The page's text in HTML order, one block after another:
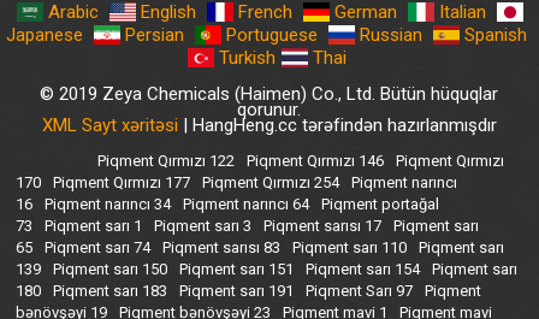
Arabic English French German
Italian
Japanese
Persian Portuguese Russian
Spanish
Turkish
Thai
© 2019 Zeya Chemicals (Haimen) Co., Ltd. Bütün hüquqlar
qorunur.
XML Sayt xəritəsi | HangHeng.cc tərəfindən hazırlanmışdır
Piqment Qırmızı 122 Piqment Qırmızı 146
Piqment Qırmızı
170
Piqment Qırmızı 177 Piqment Qırmızı 254
Piqment narıncı
16
Piqment narıncı 34 Piqment narıncı 64
Piqment portağal
73
Piqment sarı 1 Piqment sarı 3 Piqment sarısı 17
Piqment sarı
65
Piqment sarı 74 Piqment sarısı 83 Piqment sarı 110
Piqment sarı
139
Piqment sarı 150 Piqment sarı 151 Piqment sarı 154
Piqment sarı
180
Piqment sarı 183 Piqment sarı 191 Piqment Sarı 97
Piqment
bənövşəyi 19
Piqment bənövşəyi 23 Piqment mavi 1 Piqment mavi